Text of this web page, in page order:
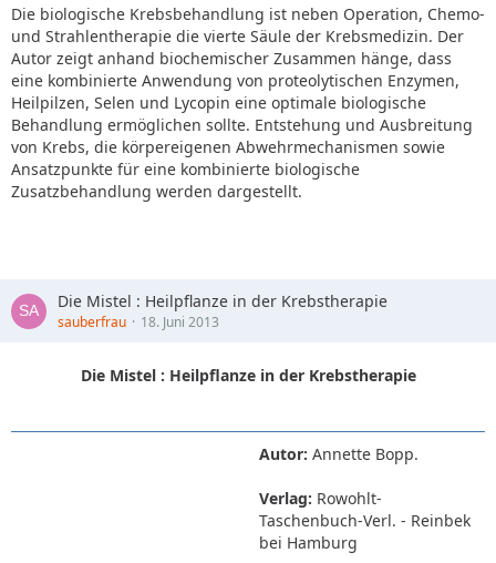
Die biologische Krebsbehandlung ist neben Operation, Chemo-
und Strahlentherapie die vierte Säule der Krebsmedizin. Der
Autor zeigt anhand biochemischer Zusammen hänge, dass
eine kombinierte Anwendung von proteolytischen Enzymen,
Heilpilzen, Selen und Lycopin eine optimale biologische
Behandlung ermöglichen sollte. Entstehung und Ausbreitung
von Krebs, die körpereigenen Abwehrmechanismen sowie
Ansatzpunkte für eine kombinierte biologische
Zusatzbehandlung werden dargestellt.
Die Mistel : Heilpflanze in der Krebstherapie
sauberfrau 18. Juni 2013
Die Mistel : Heilpflanze in der Krebstherapie
Autor: Annette Bopp.
Verlag: Rowohlt-
Taschenbuch-Verl. - Reinbek
bei Hamburg